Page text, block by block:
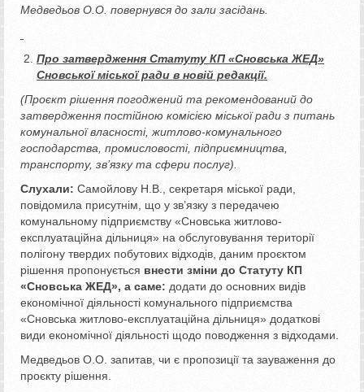
Медведьов О.О. повернувся до зали засідань.
Про затвердження Статуту КП «Сновська ЖЕД»
Сновської міської ради в новій редакції.
(Проєкт рішення погоджений та рекомендований до
затвердження постійною комісією міської ради з питань
комунальної власності, житлово-комунального
господарства, промисловості, підприємництва,
транспорту, зв’язку та сфери послуг).
Слухали: Самойлову Н.В., секретаря міської ради,
повідомила присутнім, що у зв’язку з передачею
комунальному підприємству «Сновська житлово-
експлуатаційна дільниця» на обслуговування території
полігону твердих побутових відходів, даним проєктом
рішення пропонується внести зміни до Статуту КП
«Сновська ЖЕД», а саме: додати до основних видів
економічної діяльності комунального підприємства
«Сновська житлово-експлуатаційна дільниця» додаткові
види економічної діяльності щодо поводження з відходами.
Медведьов О.О. запитав, чи є пропозиції та зауваження до
проєкту рішення.